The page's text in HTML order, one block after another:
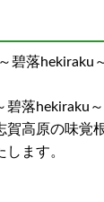
碧落
碧落hekiraku～
賀高原の味覚
ます。